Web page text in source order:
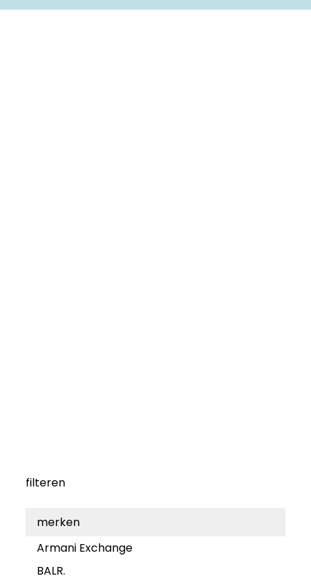
filteren
merken
Armani Exchange
BALR.